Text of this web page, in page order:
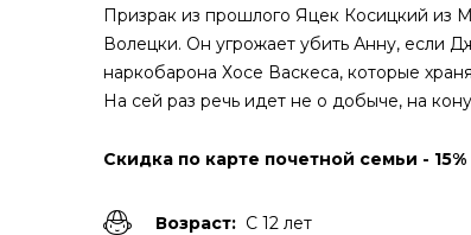
Призрак из прошлого Яцек Косицкий из
Волецки. Он угрожает убить Анну, если
наркобарона Хосе Васкеса, которые
На сей раз речь идет не о добыче, на
Скидка по карте почетной семьи - 15%
Возраст: С 12 лет